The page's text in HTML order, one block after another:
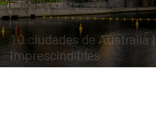
Destinos Oceanía
10 ciudades de Australia |
Imprescindibles